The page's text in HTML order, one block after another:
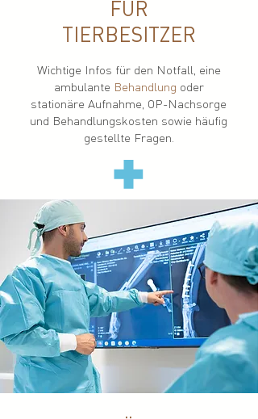
FÜR
TIERBESITZER
Wichtige Infos für den Notfall, eine
ambulante Behandlung oder
stationäre Aufnahme, OP-Nachsorge
und Behandlungskosten sowie häufig
gestellte Fragen.